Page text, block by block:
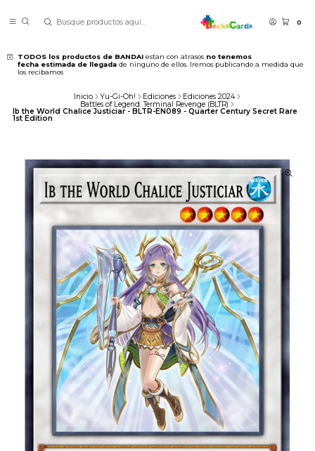
0
TODOS los productos de BANDAI estan con atrasos no tenemos
fecha estimada de llegada de ninguno de ellos. Iremos publicando a medida que
los recibamos
Inicio Yu-Gi-Oh! Ediciones
Ediciones 2024
Battles of Legend: Terminal Revenge (BLTR)
Ib the World Chalice Justiciar - BLTR-EN089 - Quarter Century Secret Rare
1st Edition